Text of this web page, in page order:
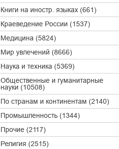
Книги на иностр. языках (661)
Краеведение России (1537)
Медицина (5824)
Мир увлечений (8666)
Наука и техника (5369)
Общественные и гуманитарные
науки (10508)
По странам и континентам (2140)
Промышленность (1344)
Прочие (2117)
Религия (2515)